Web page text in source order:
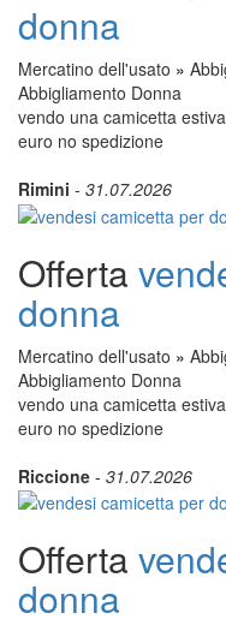
donna
Mercatino dell'usato »
Abbigliamento Donna
vendo una camicetta
euro no spedizione
Rimini - 31.07.2026
Offerta
donna
Mercatino dell'usato »
Abbigliamento Donna
vendo una camicetta
euro no spedizione
Riccione - 31.07.2026
Offerta
donna